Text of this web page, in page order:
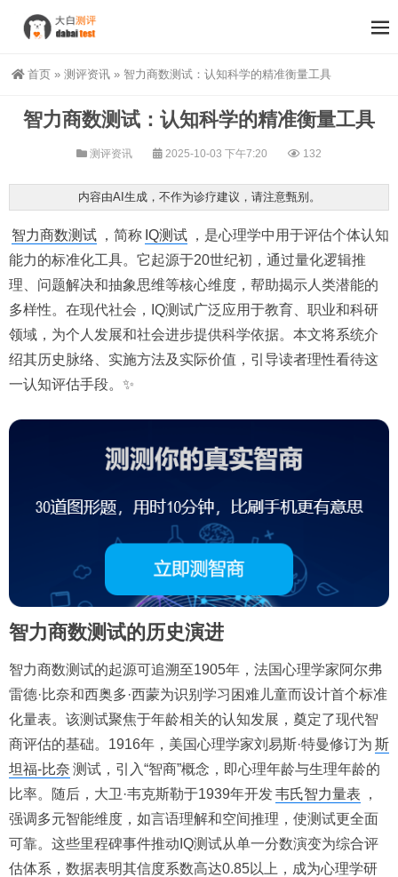
首页 » 测评资讯 » 智力商数测试：认知科学的精准衡量工具
智力商数测试：认知科学的精准衡量工具
测评资讯 2025-10-03 下午7:20 132
内容由AI生成，不作为诊疗建议，请注意甄别。
智力商数测试 ，简称 IQ测试 ，是心理学中用于评估个体认知
能力的标准化工具。它起源于20世纪初，通过量化逻辑推
理、问题解决和抽象思维等核心维度，帮助揭示人类潜能的
多样性。在现代社会，IQ测试广泛应用于教育、职业和科研
领域，为个人发展和社会进步提供科学依据。本文将系统介
绍其历史脉络、实施方法及实际价值，引导读者理性看待这
一认知评估手段。✨
智力商数测试的历史演进
智力商数测试的起源可追溯至1905年，法国心理学家阿尔弗
雷德·比奈和西奥多·西蒙为识别学习困难儿童而设计首个标准
化量表。该测试聚焦于年龄相关的认知发展，奠定了现代智
商评估的基础。1916年，美国心理学家刘易斯·特曼修订为 斯
坦福-比奈 测试，引入“智商”概念，即心理年龄与生理年龄的
比率。随后，大卫·韦克斯勒于1939年开发韦氏智力量表
，
强调多元智能维度，如言语理解和空间推理，使测试更全面
可靠。这些里程碑事件推动IQ测试从单一分数演变为综合评
估体系，数据表明其信度系数高达0.85以上，成为心理学研